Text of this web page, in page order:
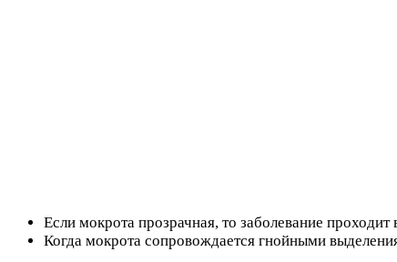
Если мокрота прозрачная, то заболевание
Когда мокрота сопровождается гнойными